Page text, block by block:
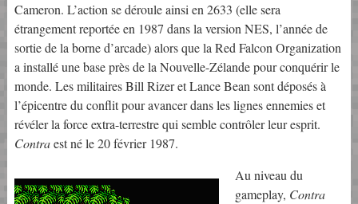
Cameron. L’action se déroule ainsi en 2633 (elle sera
étrangement reportée en 1987 dans la version NES, l’année de
sortie de la borne d’arcade) alors que la Red Falcon Organization
a installé une base près de la Nouvelle-Zélande pour conquérir le
monde. Les militaires Bill Rizer et Lance Bean sont déposés à
l’épicentre du conflit pour avancer dans les lignes ennemies et
révéler la force extra-terrestre qui semble contrôler leur esprit.
Contraest né le 20 février 1987.
Au niveau du
gameplay, Contra